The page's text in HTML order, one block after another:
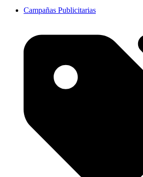
Campañas Publicitarias